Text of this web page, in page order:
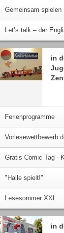
Gemeinsam spielen
Let’s talk – der
in
Ferienprogramme
Vorlesewettbewerb
Gratis Comic Tag -
"Halle spielt!"
Lesesommer XXL
in